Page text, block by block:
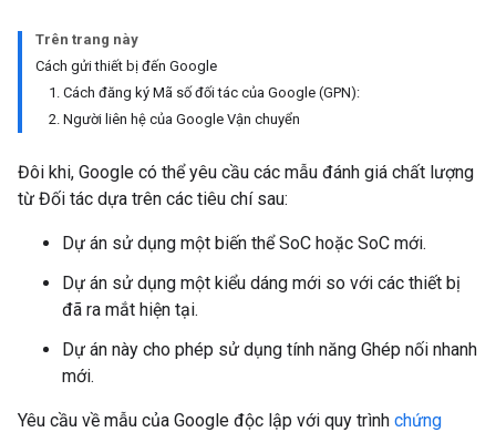
Trên trang này
Cách gửi thiết bị đến Google
1. Cách đăng ký Mã số đối tác của Google (GPN):
2. Người liên hệ của Google Vận chuyển
Đôi khi, Google có thể yêu cầu các mẫu đánh giá chất lượng
từ Đối tác dựa trên các tiêu chí sau:
Dự án sử dụng một biến thể SoC hoặc SoC mới.
Dự án sử dụng một kiểu dáng mới so với các thiết bị
đã ra mắt hiện tại.
Dự án này cho phép sử dụng tính năng Ghép nối nhanh
mới.
Yêu cầu về mẫu của Google độc lập với quy trình chứng